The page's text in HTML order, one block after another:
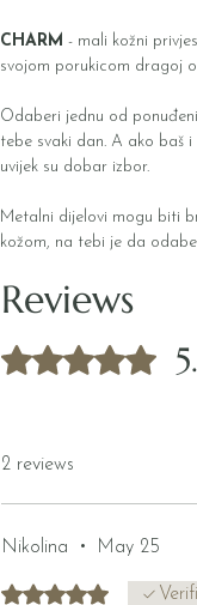
CHARM - mali kožni
svojom porukicom dragoj
Odaberi jednu od
tebe svaki dan. A ako baš
uvijek su dobar izbor.
Metalni dijelovi mogu biti
kožom, na tebi je da
Reviews
Rated 5 out of 5 stars.
2 reviews
Nikolina • May 25
Rated 5 out of 5 stars.